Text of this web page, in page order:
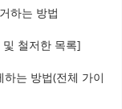
하는 방법
철저한 목록]
는 방법(전체 가이